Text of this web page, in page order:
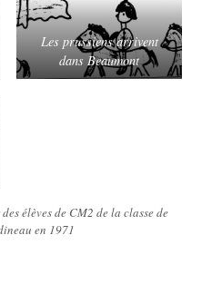
Les prussiens arrivent
dans Beaumont
élèves de CM2 de la classe de
en 1971